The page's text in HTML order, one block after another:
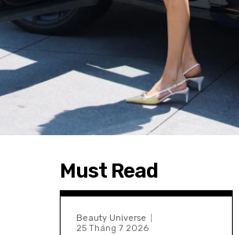
Must Read
Beauty Universe
25 Tháng 7 2026